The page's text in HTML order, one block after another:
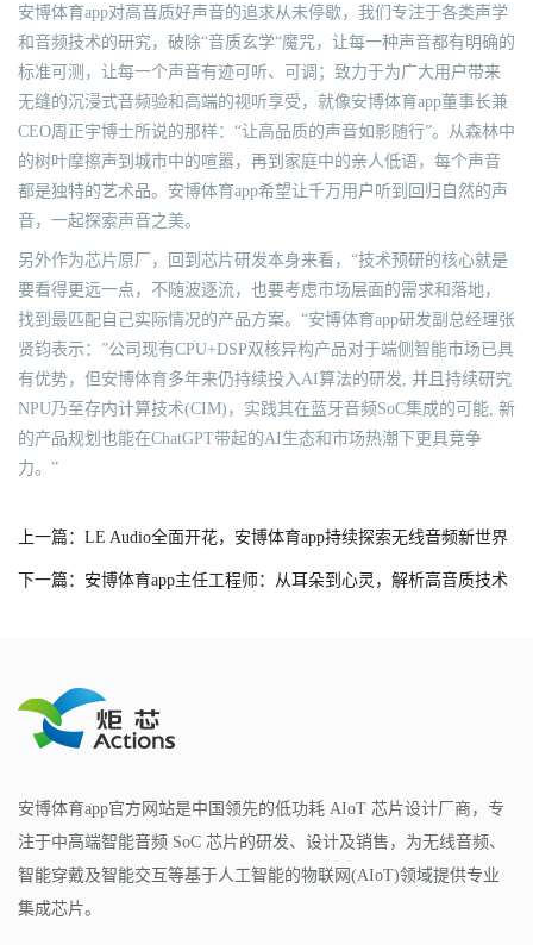
安博体育app对高音质好声音的追求从未停歇，我们专注于各类声学
和音频技术的研究，破除“音质玄学“魔咒，让每一种声音都有明确的
标准可测，让每一个声音有迹可听、可调；致力于为广大用户带来
无缝的沉浸式音频验和高端的视听享受，就像安博体育app董事长兼
CEO周正宇博士所说的那样：“让高品质的声音如影随行”。从森林中
的树叶摩擦声到城市中的喧嚣，再到家庭中的亲人低语，每个声音
都是独特的艺术品。安博体育app希望让千万用户听到回归自然的声
音，一起探索声音之美。
另外作为芯片原厂，回到芯片研发本身来看，“技术预研的核心就是
要看得更远一点，不随波逐流，也要考虑市场层面的需求和落地，
找到最匹配自己实际情况的产品方案。“安博体育app研发副总经理张
贤钧表示：”公司现有CPU+DSP双核异构产品对于端侧智能市场已具
有优势，但安博体育多年来仍持续投入AI算法的研发, 并且持续研究
NPU乃至存内计算技术(CIM)，实践其在蓝牙音频SoC集成的可能, 新
的产品规划也能在ChatGPT带起的AI生态和市场热潮下更具竞争
力。”
上一篇：LE Audio全面开花，安博体育app持续探索无线音频新世界
下一篇：安博体育app主任工程师：从耳朵到心灵，解析高音质技术
安博体育app官方网站是中国领先的低功耗 AIoT 芯片设计厂商，专
注于中高端智能音频 SoC 芯片的研发、设计及销售，为无线音频、
智能穿戴及智能交互等基于人工智能的物联网(AIoT)领域提供专业
集成芯片。